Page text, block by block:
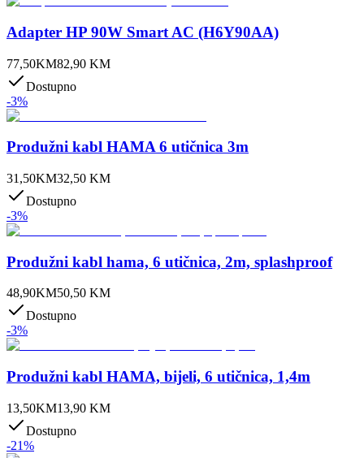
Adapter HP 90W Smart AC (H6Y90AA)
77,50KM82,90 KM
Dostupno
-3%
Produžni kabl HAMA 6 utičnica 3m
31,50KM32,50 KM
Dostupno
-3%
Produžni kabl hama, 6 utičnica, 2m, splashproof
48,90KM50,50 KM
Dostupno
-3%
Produžni kabl HAMA, bijeli, 6 utičnica, 1,4m
13,50KM13,90 KM
Dostupno
-21%